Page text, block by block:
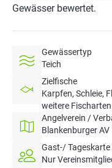
Gewässer bewertet.
Gewässertyp
Teich
Zielfische
Karpfen, Schleie,
weitere Fischarten
Angelverein /
Blankenburger AV
Gast-/ Tageskarte
Nur